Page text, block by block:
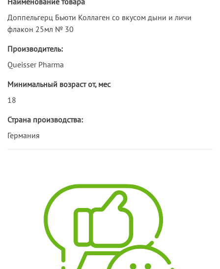
Доппельгерц Бьюти Коллаген со вкусом дыни и личи
флакон 25мл № 30
Производитель:
Queisser Pharma
Минимальный возраст от, мес
18
Страна производства:
Германия